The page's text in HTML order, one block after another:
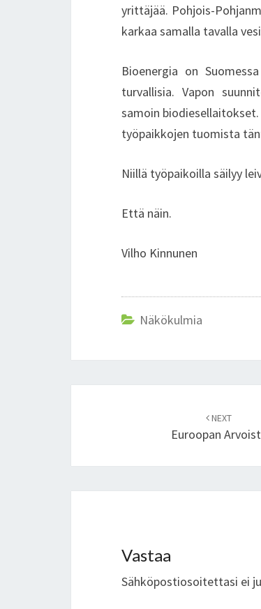
yrittäjää. Pohjois-
karkaa samalla tavalla
Bioenergia on
turvallisia. Vapon
samoin
työpaikkojen tuomista
Niillä työpaikoilla säilyy
Että näin.
Vilho Kinnunen
Näkökulmia
NEXT
Euroopan
Vastaa
Sähköpostiosoitettasi ei